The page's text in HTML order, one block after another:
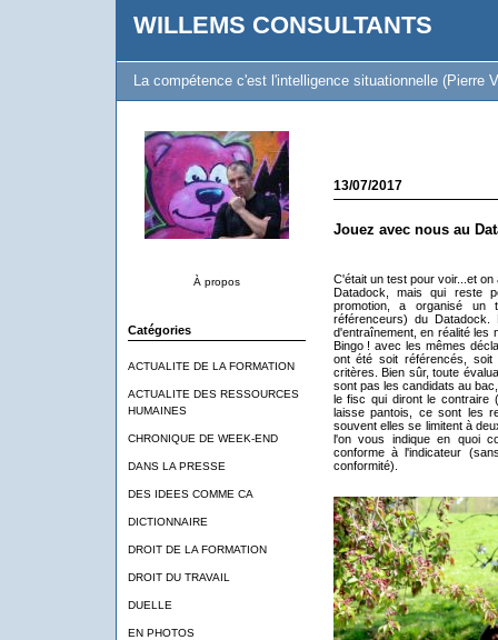
WILLEMS CONSULTANTS
La compétence c'est l'intelligence situationnelle (Pierre
À propos
Catégories
ACTUALITE DE LA FORMATION
ACTUALITE DES RESSOURCES
HUMAINES
CHRONIQUE DE WEEK-END
DANS LA PRESSE
DES IDEES COMME CA
DICTIONNAIRE
DROIT DE LA FORMATION
DROIT DU TRAVAIL
DUELLE
EN PHOTOS
13/07/2017
Jouez avec nous au
C'était un test pour voir...et
Datadock, mais qui reste
promotion, a organisé un
référenceurs) du
d'entraînement, en réalité les
Bingo ! avec les mêmes
ont été soit référencés,
critères. Bien sûr, toute
sont pas les candidats au
le fisc qui diront le contraire
laisse pantois, ce sont les
souvent elles se limitent à
l'on vous indique en quoi
conforme à l'indicateur
conformité).